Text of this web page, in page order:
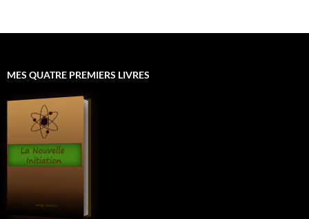
MES QUATRE PREMIERS LIVRES